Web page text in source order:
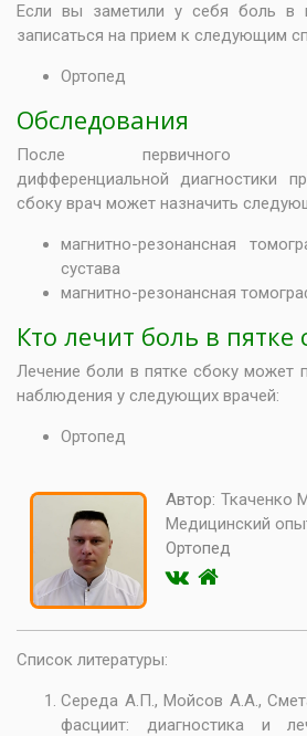
Если вы заметили у себя боль в
записаться на прием к следующим
Ортопед
Обследования
После первичного
дифференциальной диагностики
сбоку врач может назначить
магнитно-резонансная
сустава
магнитно-резонансная
Кто лечит боль в пятке
Лечение боли в пятке сбоку может
наблюдения у следующих врачей:
Ортопед
Автор: Ткаченко
Медицинский
Ортопед
Список литературы:
Середа А.П., Мойсов А.А.,
фасциит: диагностика и